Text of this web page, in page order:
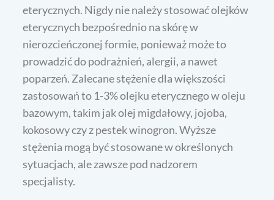
eterycznych. Nigdy nie należy stosować olejków
eterycznych bezpośrednio na skórę w
nierozcieńczonej formie, ponieważ może to
prowadzić do podrażnień, alergii, a nawet
poparzeń. Zalecane stężenie dla większości
zastosowań to 1-3% olejku eterycznego w oleju
bazowym, takim jak olej migdałowy, jojoba,
kokosowy czy z pestek winogron. Wyższe
stężenia mogą być stosowane w określonych
sytuacjach, ale zawsze pod nadzorem
specjalisty.